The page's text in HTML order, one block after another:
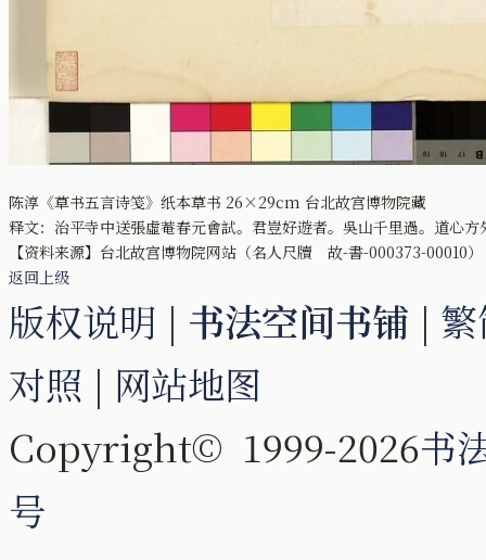
陈淳《草书五言诗笺》纸本草书 26×29cm 台北故宫博物院藏
释文：治平寺中送張虛菴春元會試。君豈好遊者。吳山千里過。道心
【资料来源】台北故宫博物院网站（名人尺牘 故-書-000373-00010）
返回上级
版权说明 | 书法空间书铺 |
对照 | 网站地图
Copyright© 1999-2026书
号